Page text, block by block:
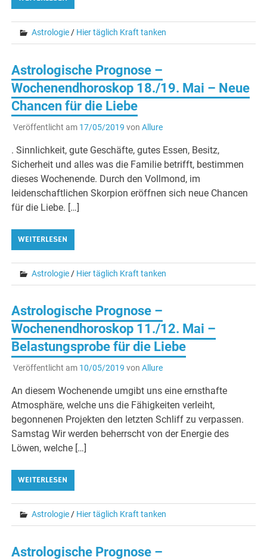
Astrologie / Hier täglich Kraft tanken
Astrologische Prognose –
Wochenendhoroskop 18./19. Mai – Neue
Chancen für die Liebe
Veröffentlicht am 17/05/2019 von Allure
. Sinnlichkeit, gute Geschäfte, gutes Essen, Besitz,
Sicherheit und alles was die Familie betrifft, bestimmen
dieses Wochenende. Durch den Vollmond, im
leidenschaftlichen Skorpion eröffnen sich neue Chancen
für die Liebe. […]
WEITERLESEN
Astrologie / Hier täglich Kraft tanken
Astrologische Prognose –
Wochenendhoroskop 11./12. Mai –
Belastungsprobe für die Liebe
Veröffentlicht am 10/05/2019 von Allure
An diesem Wochenende umgibt uns eine ernsthafte
Atmosphäre, welche uns die Fähigkeiten verleiht,
begonnenen Projekten den letzten Schliff zu verpassen.
Samstag Wir werden beherrscht von der Energie des
Löwen, welche […]
WEITERLESEN
Astrologie/ Hier täglich Kraft tanken
Astrologische Prognose –